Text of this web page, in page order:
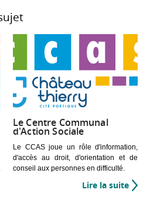
:
Le Centre Communal
d'Action Sociale
Le CCAS joue un rôle d'information,
d'accès au droit, d'orientation et de
conseil aux personnes en difficulté.
Lire la suite de